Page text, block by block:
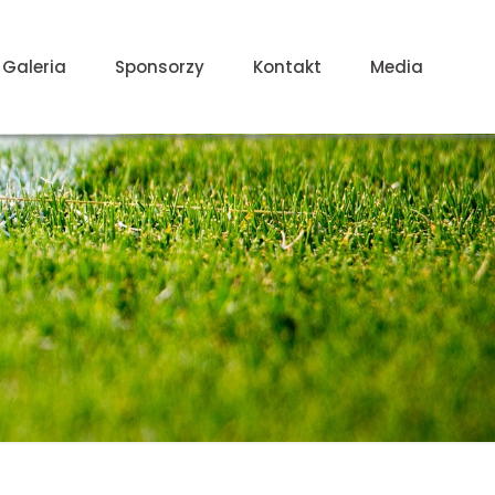
Galeria Sponsorzy Kontakt Media